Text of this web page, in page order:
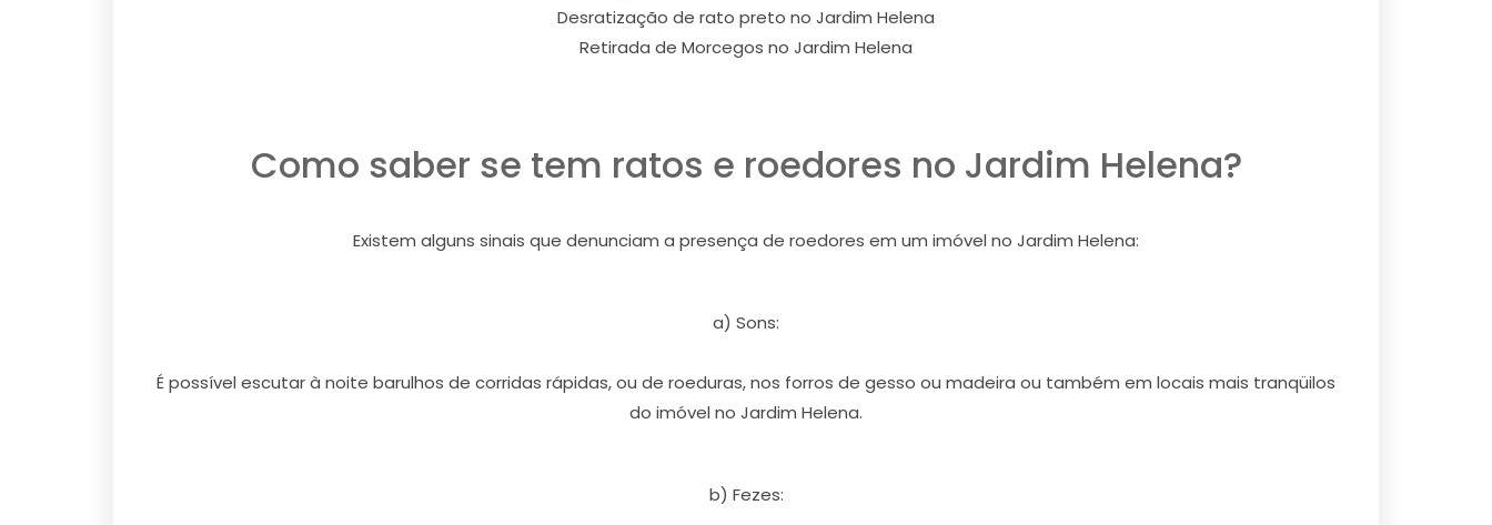
Desratização de rato preto no Jardim Helena
Retirada de Morcegos no Jardim Helena
Como saber se tem ratos e roedores no Jardim Helena?
Existem alguns sinais que denunciam a presença de roedores em um imóvel no Jardim Helena:
a) Sons:
É possível escutar à noite barulhos de corridas rápidas, ou de roeduras, nos forros de gesso ou madeira ou também em locais mais tranqüilos
do imóvel no Jardim Helena.
b) Fezes: